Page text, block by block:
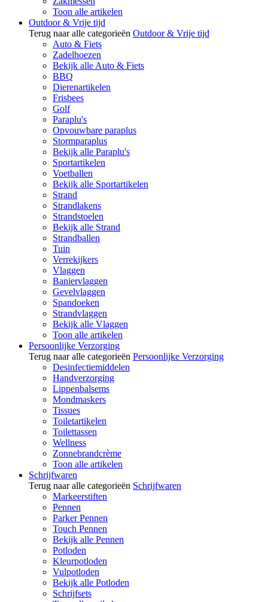
Toon alle artikelen
Outdoor & Vrije tijd
Terug naar alle categorieën Outdoor & Vrije tijd
Auto & Fiets
Zadelhoezen
Bekijk alle Auto & Fiets
BBQ
Dierenartikelen
Frisbees
Golf
Paraplu's
Opvouwbare paraplus
Stormparaplus
Bekijk alle Paraplu's
Sportartikelen
Voetballen
Bekijk alle Sportartikelen
Strand
Strandlakens
Strandstoelen
Bekijk alle Strand
Strandballen
Tuin
Verrekijkers
Vlaggen
Baniervlaggen
Gevelvlaggen
Spandoeken
Strandvlaggen
Bekijk alle Vlaggen
Toon alle artikelen
Persoonlijke Verzorging
Terug naar alle categorieën Persoonlijke Verzorging
Desinfectiemiddelen
Handverzorging
Lippenbalsems
Mondmaskers
Tissues
Toiletartikelen
Toilettassen
Wellness
Zonnebrandcrème
Toon alle artikelen
Schrijfwaren
Terug naar alle categorieën Schrijfwaren
Markeerstiften
Pennen
Parker Pennen
Touch Pennen
Bekijk alle Pennen
Potloden
Kleurpotloden
Vulpotloden
Bekijk alle Potloden
Schrijfsets